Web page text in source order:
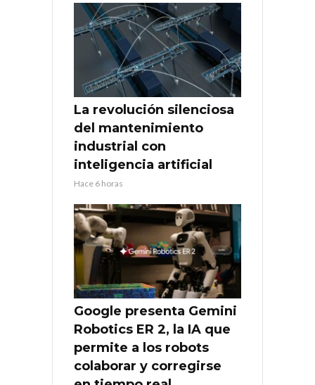
La revolución silenciosa
del mantenimiento
industrial con
inteligencia artificial
Hace 6 horas
Google presenta Gemini
Robotics ER 2, la IA que
permite a los robots
colaborar y corregirse